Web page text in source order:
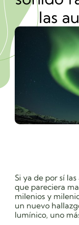
las
Si ya de por sí
que pareciera
milenios y
un nuevo
lumínico, uno